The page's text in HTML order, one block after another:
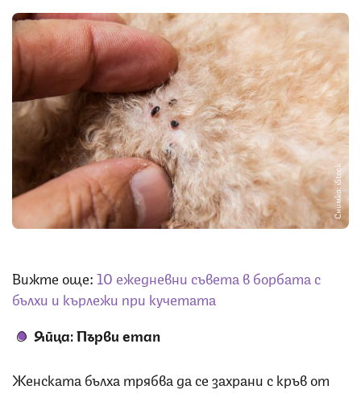
Снимка: iStock
Вижте още:10 ежедневни съвета в борбата с
бълхи и кърлежи при кучетата
Яйца: Първиетап
Женската бълха трябва да се захрани с кръв от